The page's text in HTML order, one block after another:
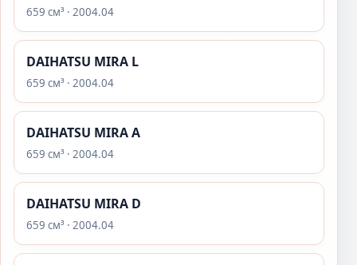
659 см³ · 2004.04
DAIHATSU MIRA L
659 см³ · 2004.04
DAIHATSU MIRA A
659 см³ · 2004.04
DAIHATSU MIRA D
659 см³ · 2004.04